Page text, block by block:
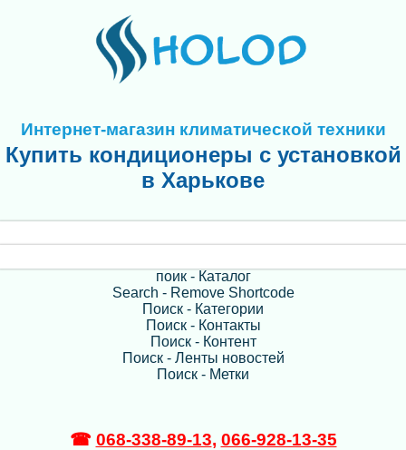
Интернет-магазин климатической техники
Купить кондиционеры с установкой
в Харькове
поик - Каталог
Search - Remove Shortcode
Поиск - Категории
Поиск - Контакты
Поиск - Контент
Поиск - Ленты новостей
Поиск - Метки
☎ 068-338-89-13, 066-928-13-35